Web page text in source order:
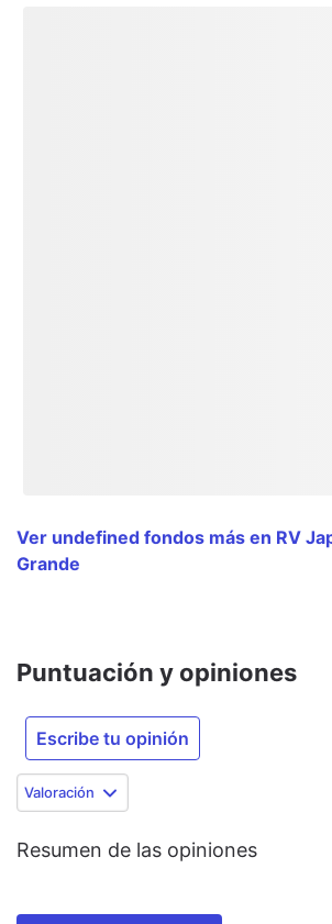
Ver undefined fondos más en RV
Grande
Puntuación y opiniones
Escribe tu opinión
Valoración
Resumen de las opiniones